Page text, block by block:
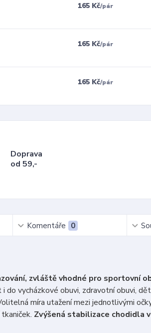
165 Kč/pár
165 Kč/pár
165 Kč/pár
Doprava
od 59,-
Komentáře 0
zvláště vhodné pro sportovní
vycházkové obuvi, zdravotní obuvi,
míra utažení mezi jednotlivými
Zvýšená stabilizace chodidla